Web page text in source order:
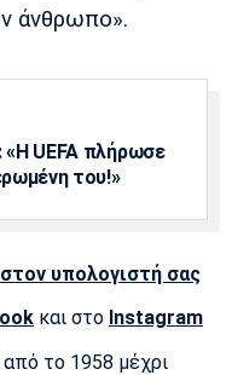
άνθρωπο».
«Η UEFA πλήρωσε
του!»
στον υπολογιστή σας
και στο Instagram
από το 1958 μέχρι